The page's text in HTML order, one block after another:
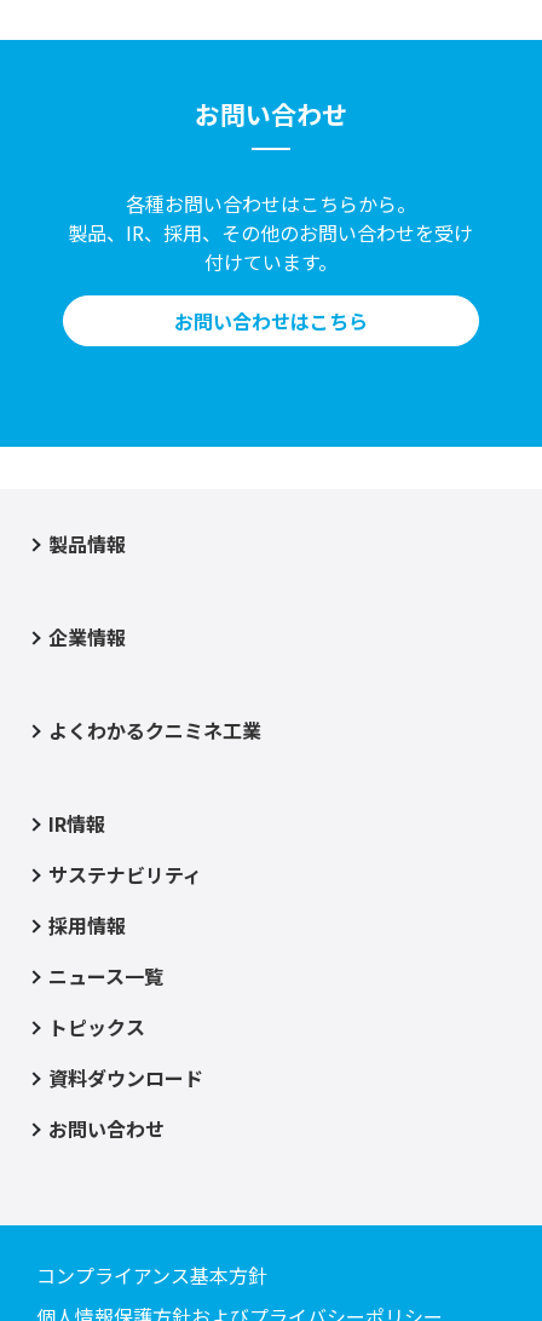
お問い合わせ
各種お問い合わせはこちらから。
製品、IR、採用、その他のお問い合わせを受け
付けています。
お問い合わせはこちら
製品情報
企業情報
よくわかるクニミネ工業
IR情報
サステナビリティ
採用情報
ニュース一覧
トピックス
資料ダウンロード
お問い合わせ
コンプライアンス基本方針